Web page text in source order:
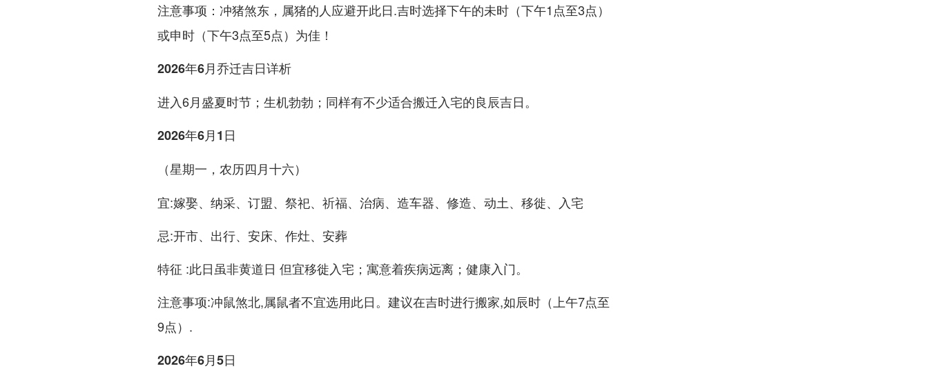
注意事项：冲猪煞东，属猪的人应避开此日.吉时选择下午的未时（下午1点至3点）
或申时（下午3点至5点）为佳！
2026年6月乔迁吉日详析
进入6月盛夏时节；生机勃勃；同样有不少适合搬迁入宅的良辰吉日。
2026年6月1日
（星期一，农历四月十六）
宜:嫁娶、纳采、订盟、祭祀、祈福、治病、造车器、修造、动土、移徙、入宅
忌:开市、出行、安床、作灶、安葬
特征 :此日虽非黄道日 但宜移徙入宅；寓意着疾病远离；健康入门。
注意事项:冲鼠煞北,属鼠者不宜选用此日。建议在吉时进行搬家,如辰时（上午7点至
9点）.
2026年6月5日